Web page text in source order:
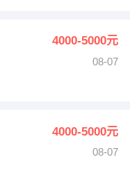
4000-5000元
08-07
4000-5000元
08-07